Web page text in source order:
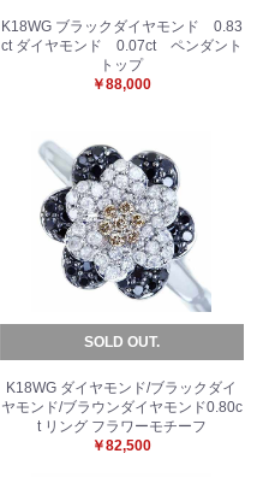
K18WG ブラックダイヤモンド 0.83
ct ダイヤモンド 0.07ct ペンダント
トップ
￥88,000
SOLD OUT.
K18WG ダイヤモンド/ブラックダイ
ヤモンド/ブラウンダイヤモンド0.80c
t リング フラワーモチーフ
￥82,500
カートへ進む